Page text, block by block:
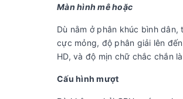
Màn hình mê hoặc
Dù nằm ở phân khúc bình dân,
cực mỏng, độ phân giải lên
HD, và độ mịn chữ chắc chắn
Cấu hình mượt